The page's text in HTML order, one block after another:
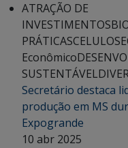
ATRAÇÃO DE
INVESTIMENTOS
PRÁTICASCELULOSE
Econômico
SUSTENTÁVEL
Secretário destaca
produção em MS
Expogrande
10 abr 2025